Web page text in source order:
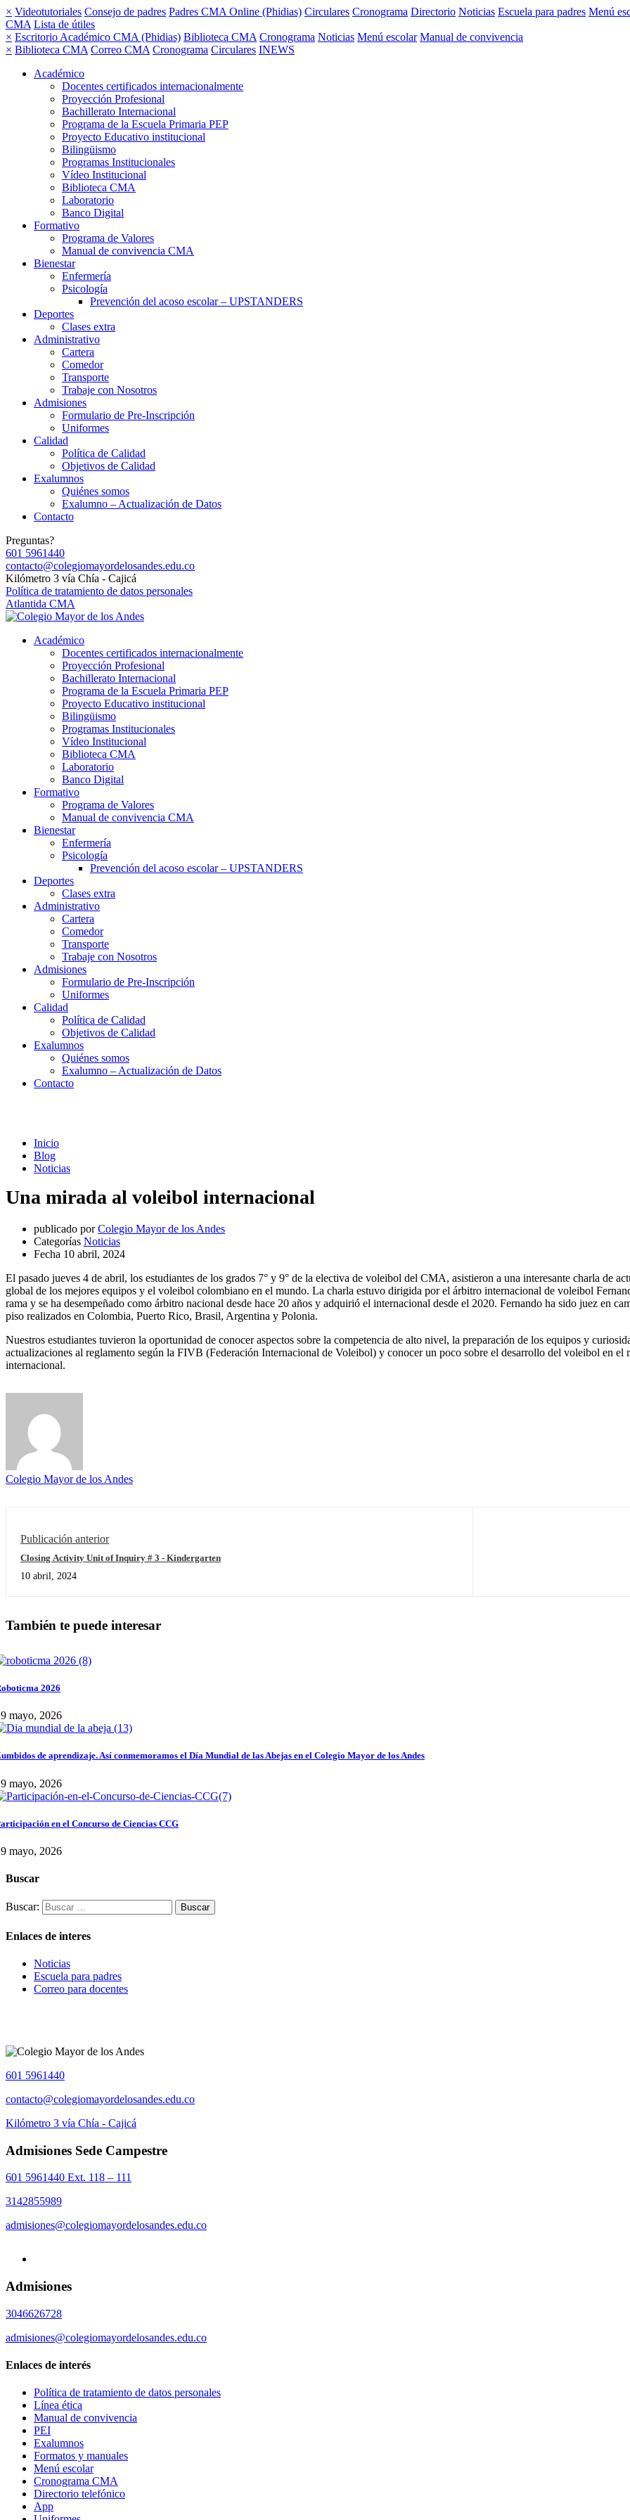
× Videotutoriales Consejo de padres Padres CMA Online (Phidias) Circulares Cronograma Directorio Noticias Escuela para padres Menú
CMA Lista de útiles
× Escritorio Académico CMA (Phidias) Biblioteca CMA Cronograma Noticias Menú escolar Manual de convivencia
× Biblioteca CMA Correo CMA Cronograma Circulares INEWS
Académico
Docentes certificados internacionalmente
Proyección Profesional
Bachillerato Internacional
Programa de la Escuela Primaria PEP
Proyecto Educativo institucional
Bilingüismo
Programas Institucionales
Vídeo Institucional
Biblioteca CMA
Laboratorio
Banco Digital
Formativo
Programa de Valores
Manual de convivencia CMA
Bienestar
Enfermería
Psicología
Prevención del acoso escolar – UPSTANDERS
Deportes
Clases extra
Administrativo
Cartera
Comedor
Transporte
Trabaje con Nosotros
Admisiones
Formulario de Pre-Inscripción
Uniformes
Calidad
Política de Calidad
Objetivos de Calidad
Exalumnos
Quiénes somos
Exalumno – Actualización de Datos
Contacto
Preguntas?
601 5961440
contacto@colegiomayordelosandes.edu.co
Kilómetro 3 vía Chía - Cajicá
Política de tratamiento de datos personales
Atlantida CMA
Académico
Docentes certificados internacionalmente
Proyección Profesional
Bachillerato Internacional
Programa de la Escuela Primaria PEP
Proyecto Educativo institucional
Bilingüismo
Programas Institucionales
Vídeo Institucional
Biblioteca CMA
Laboratorio
Banco Digital
Formativo
Programa de Valores
Manual de convivencia CMA
Bienestar
Enfermería
Psicología
Prevención del acoso escolar – UPSTANDERS
Deportes
Clases extra
Administrativo
Cartera
Comedor
Transporte
Trabaje con Nosotros
Admisiones
Formulario de Pre-Inscripción
Uniformes
Calidad
Política de Calidad
Objetivos de Calidad
Exalumnos
Quiénes somos
Exalumno – Actualización de Datos
Contacto
Inicio
Blog
Noticias
Una mirada al voleibol internacional
publicado por Colegio Mayor de los Andes
Categorías Noticias
Fecha 10 abril, 2024
El pasado jueves 4 de abril, los estudiantes de los grados 7° y 9° de la electiva de voleibol del CMA, asistieron a una interesante charla de
global de los mejores equipos y el voleibol colombiano en el mundo. La charla estuvo dirigida por el árbitro internacional de voleibol
rama y se ha desempeñado como árbitro nacional desde hace 20 años y adquirió el internacional desde el 2020. Fernando ha sido juez en
piso realizados en Colombia, Puerto Rico, Brasil, Argentina y Polonia.
Nuestros estudiantes tuvieron la oportunidad de conocer aspectos sobre la competencia de alto nivel, la preparación de los equipos y
actualizaciones al reglamento según la FIVB (Federación Internacional de Voleibol) y conocer un poco sobre el desarrollo del voleibol en
internacional.
Colegio Mayor de los Andes
Publicación anterior
Closing Activity Unit of Inquiry # 3 - Kindergarten
10 abril, 2024
También te puede interesar
2026
mayo, 2026
de aprendizaje. Así conmemoramos el Día Mundial de las Abejas en el Colegio Mayor de los Andes
mayo, 2026
en el Concurso de Ciencias CCG
mayo, 2026
Buscar
Buscar:
Enlaces de interes
Noticias
Escuela para padres
Correo para docentes
601 5961440
contacto@colegiomayordelosandes.edu.co
Kilómetro 3 vía Chía - Cajicá
Admisiones Sede Campestre
601 5961440 Ext. 118 – 111
3142855989
admisiones@colegiomayordelosandes.edu.co
Admisiones
3046626728
admisiones@colegiomayordelosandes.edu.co
Enlaces de interés
Política de tratamiento de datos personales
Línea ética
Manual de convivencia
PEI
Exalumnos
Formatos y manuales
Menú escolar
Cronograma CMA
Directorio telefónico
App